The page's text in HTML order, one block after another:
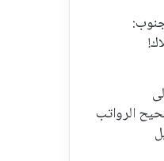
الرواتب